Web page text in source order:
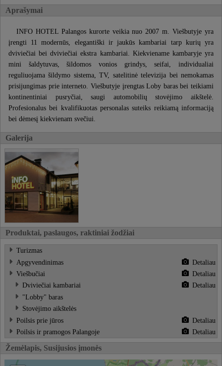
Aprašymai
INFO HOTEL Palangos kurorte veikia nuo 2007 m. Viešbutyje yra
įrengti 11 modernūs, elegantiški ir jaukūs kambariai tarp kurių yra
dviviečiai bei dviviečiai ekstra kambariai. Kiekviename kambaryje yra
mini šaldytuvas, šildomos vonios grindys, seifai, individualiai
reguliuojama šildymo sistema, TV, satelitinė televizija bei nemokamas
prisijungimas prie interneto. Viešbutyje įrengtas Loby baras bei teikiami
kontinentiniai pusryčiai, saugi automobilių stovėjimo aikštelė.
Profesionalus bei kvalifikuotas personalas suteiks reikiamą informaciją
bei dėmesį kiekvienam svečiui.
Galerija
Produktai, paslaugos, raktiniai žodžiai
Turizmas
Apgyvendinimas
Detaliau
Viešbučiai
Detaliau
Dviviečiai kambariai
Detaliau
"Lobby" baras
Stovėjimo aikštelės
Poilsis prie jūros
Detaliau
Poilsis ir pramogos Palangoje
Detaliau
Žemėlapis, Susijusios įmonės